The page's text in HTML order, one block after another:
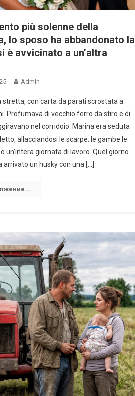
più solenne della
lo sposo ha abbandonato la
è avvicinato a un’altra
Admin
stretta, con carta da parati scrostata a
Profumava di vecchio ferro da stiro e di
nel corridoio. Marina era seduta
allacciandosi le scarpe: le gambe le
un’intera giornata di lavoro. Quel giorno
arrivato un husky con una […]